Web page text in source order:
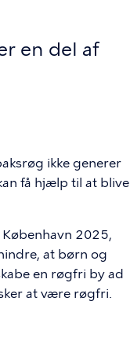
en del af
ikke generer
få hjælp til at blive
2025,
at børn og
en røgfri by ad
at være røgfri.